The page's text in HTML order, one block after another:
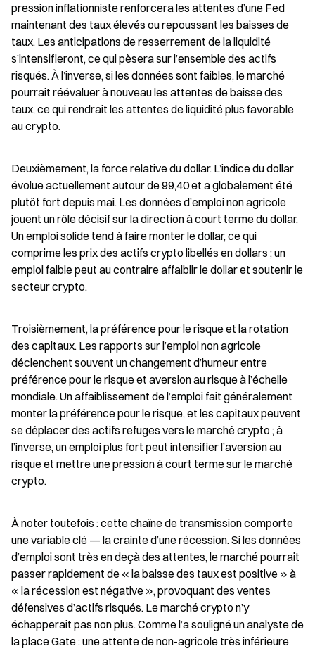
pression inflationniste renforcera les attentes d’une Fed
maintenant des taux élevés ou repoussant les baisses de
taux. Les anticipations de resserrement de la liquidité
s’intensifieront, ce qui pèsera sur l’ensemble des actifs
risqués. À l’inverse, si les données sont faibles, le marché
pourrait réévaluer à nouveau les attentes de baisse des
taux, ce qui rendrait les attentes de liquidité plus favorable
au crypto.
Deuxièmement, la force relative du dollar. L’indice du dollar
évolue actuellement autour de 99,40 et a globalement été
plutôt fort depuis mai. Les données d’emploi non agricole
jouent un rôle décisif sur la direction à court terme du dollar.
Un emploi solide tend à faire monter le dollar, ce qui
comprime les prix des actifs crypto libellés en dollars ; un
emploi faible peut au contraire affaiblir le dollar et soutenir le
secteur crypto.
Troisièmement, la préférence pour le risque et la rotation
des capitaux. Les rapports sur l’emploi non agricole
déclenchent souvent un changement d’humeur entre
préférence pour le risque et aversion au risque à l’échelle
mondiale. Un affaiblissement de l’emploi fait généralement
monter la préférence pour le risque, et les capitaux peuvent
se déplacer des actifs refuges vers le marché crypto ; à
l’inverse, un emploi plus fort peut intensifier l’aversion au
risque et mettre une pression à court terme sur le marché
crypto.
À noter toutefois : cette chaîne de transmission comporte
une variable clé — la crainte d’une récession. Si les données
d’emploi sont très en deçà des attentes, le marché pourrait
passer rapidement de « la baisse des taux est positive » à
« la récession est négative », provoquant des ventes
défensives d’actifs risqués. Le marché crypto n’y
échapperait pas non plus. Comme l’a souligné un analyste de
la place Gate : une attente de non-agricole très inférieure